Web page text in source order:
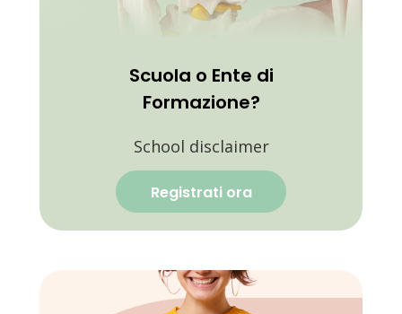
Scuola o Ente di
Formazione?
School disclaimer
Registrati ora